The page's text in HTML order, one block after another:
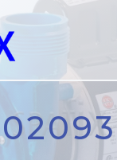
02093